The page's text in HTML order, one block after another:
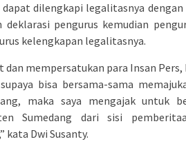
dilengkapi legalitasnya
pengurus kemudian
kelengkapan legalitasnya.
mempersatukan para Insan Pers,
bisa bersama-sama
maka saya mengajak untuk
Sumedang dari sisi
Dwi Susanty.